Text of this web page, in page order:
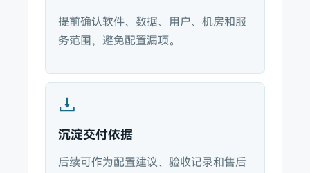
提前确认软件、数据、用户、机房和服
务范围，避免配置漏项。
沉淀交付依据
后续可作为配置建议、验收记录和售后